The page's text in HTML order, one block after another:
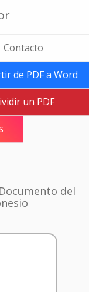
Contacto
de PDF a Word
un PDF
del